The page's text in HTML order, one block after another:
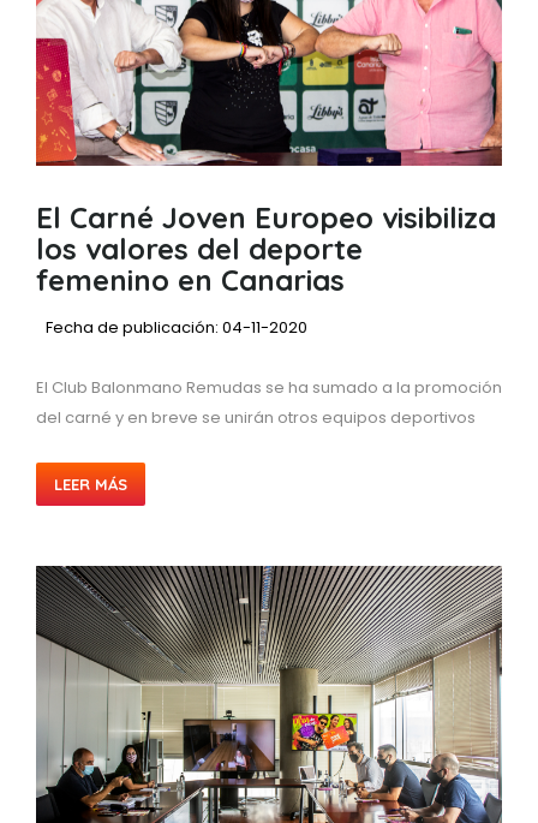
El Carné Joven Europeo visibiliza
los valores del deporte
femenino en Canarias
Fecha de publicación: 04-11-2020
El Club Balonmano Remudas se ha sumado a la promoción
del carné y en breve se unirán otros equipos deportivos
LEER MÁS